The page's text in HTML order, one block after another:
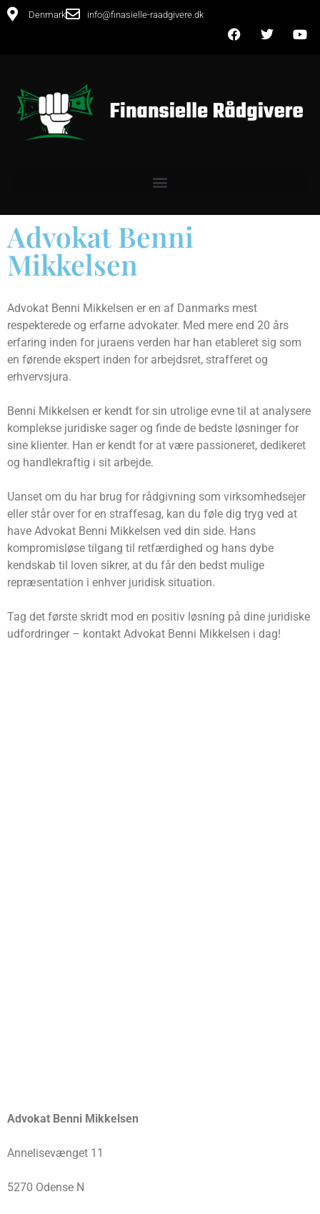
Denmark info@finasielle-raadgivere.dk
Advokat Benni
Mikkelsen
Advokat Benni Mikkelsen er en af Danmarks mest
respekterede og erfarne advokater. Med mere end 20 års
erfaring inden for juraens verden har han etableret sig som
en førende ekspert inden for arbejdsret, strafferet og
erhvervsjura.
Benni Mikkelsen er kendt for sin utrolige evne til at analysere
komplekse juridiske sager og finde de bedste løsninger for
sine klienter. Han er kendt for at være passioneret, dedikeret
og handlekraftig i sit arbejde.
Uanset om du har brug for rådgivning som virksomhedsejer
eller står over for en straffesag, kan du føle dig tryg ved at
have Advokat Benni Mikkelsen ved din side. Hans
kompromisløse tilgang til retfærdighed og hans dybe
kendskab til loven sikrer, at du får den bedst mulige
repræsentation i enhver juridisk situation.
Tag det første skridt mod en positiv løsning på dine juridiske
udfordringer – kontakt Advokat Benni Mikkelsen i dag!
Advokat Benni Mikkelsen
Annelisevænget 11
5270 Odense N